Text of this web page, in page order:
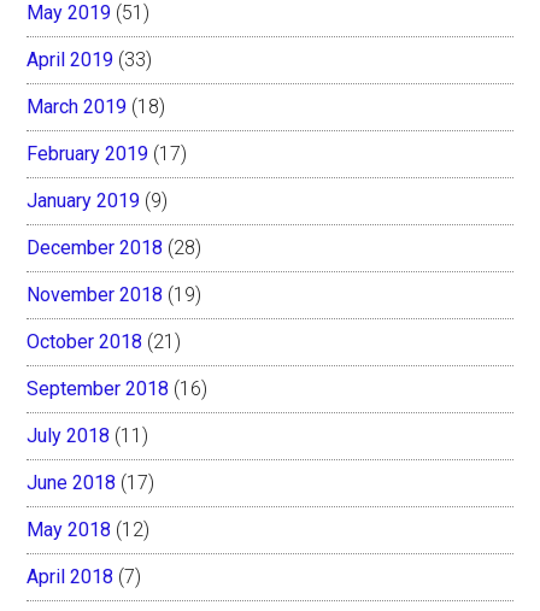
May 2019 (51)
April 2019 (33)
March 2019 (18)
February 2019 (17)
January 2019 (9)
December 2018 (28)
November 2018 (19)
October 2018 (21)
September 2018 (16)
July 2018 (11)
June 2018 (17)
May 2018 (12)
April 2018 (7)